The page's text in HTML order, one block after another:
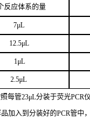
反应体系的量
7μL
12.5μL
1μL
2.5μL
每管23μL分装于荧光PCR
加入到分装好的PCR管中，